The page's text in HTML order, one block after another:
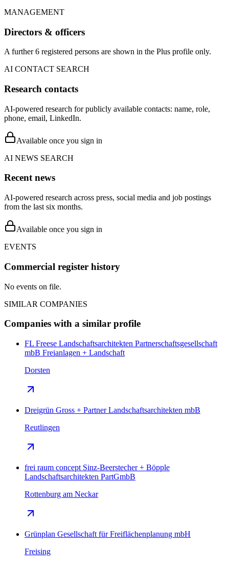
MANAGEMENT
Directors & officers
A further 6 registered persons are shown in the Plus profile only.
AI CONTACT SEARCH
Research contacts
AI-powered research for publicly available contacts: name, role,
phone, email, LinkedIn.
Available once you sign in
AI NEWS SEARCH
Recent news
AI-powered research across press, social media and job postings
from the last six months.
Available once you sign in
EVENTS
Commercial register history
No events on file.
SIMILAR COMPANIES
Companies with a similar profile
FL Freese Landschaftsarchitekten Partnerschaftsgesellschaft
mbB Freianlagen + Landschaft
Dorsten
Dreigrün Gross + Partner Landschaftsarchitekten mbB
Reutlingen
frei raum concept Sinz-Beerstecher + Böpple
Landschaftsarchitekten PartGmbB
Rottenburg am Neckar
Grünplan Gesellschaft für Freiflächenplanung mbH
Freising